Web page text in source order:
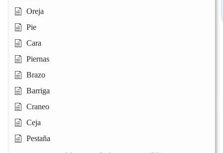
Oreja
Pie
Cara
Piernas
Brazo
Barriga
Craneo
Ceja
Pestaña